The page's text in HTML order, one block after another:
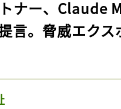
トナー、Claude
言。脅威エク